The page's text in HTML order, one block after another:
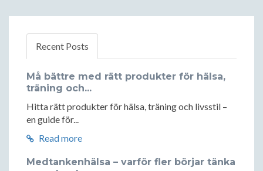
Recent Posts
Må bättre med rätt produkter för hälsa,
träning och...
Hitta rätt produkter för hälsa, träning och livsstil –
en guide för...
Read more
Medtankenhälsa – varför fler börjar tänka